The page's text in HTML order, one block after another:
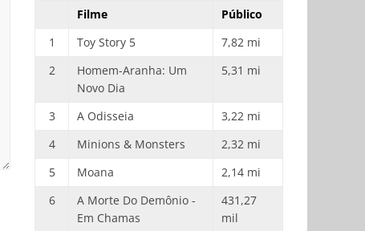
Filme
Público
1
Toy Story 5
7,82 mi
2
Homem-Aranha: Um
Novo Dia
5,31 mi
3 A Odisseia
3,22 mi
4
Minions & Monsters
2,32 mi
5
Moana
2,14 mi
6
A Morte Do Demônio -
Em Chamas
431,27
mil